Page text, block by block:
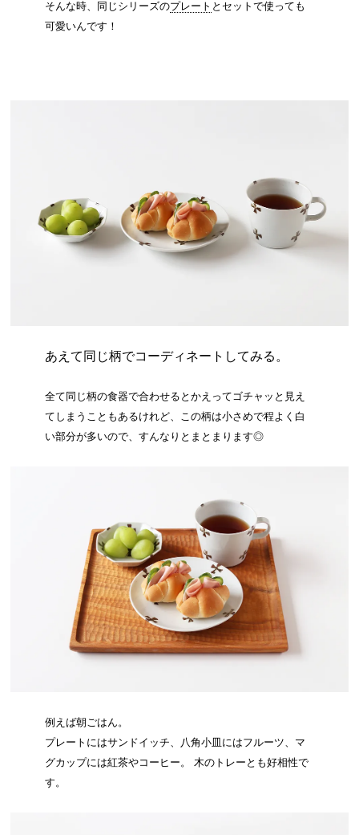
そんな時、同じシリーズのプレート とセットで使っても
可愛いんです！
あえて同じ柄でコーディネートしてみる。
全て同じ柄の食器で合わせるとかえってゴチャッと見え
てしまうこともあるけれど、この柄は小さめで程よく白
い部分が多いので、すんなりとまとまります◎
例えば朝ごはん。
プレートにはサンドイッチ、八角小皿にはフルーツ、マ
グカップには紅茶やコーヒー。 木のトレーとも好相性で
す。